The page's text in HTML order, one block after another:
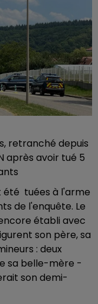
retranché depuis
après avoir tué 5
été tuées à l'arme
de l'enquête. Le
établi avec
son père, sa
: deux
sa belle-mère -
son demi-